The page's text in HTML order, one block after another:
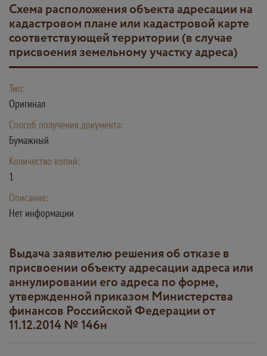
схема расположения объекта адресации на
кадастровом плане или кадастровой карте
соответствующей территории (в случае
присвоения земельному участку адреса)
Тип:
Оригинал
Способ получения документа:
Бумажный
Количество копий:
1
Описание:
Нет информации
Выдача заявителю решения об отказе в
присвоении объекту адресации адреса или
аннулировании его адреса по форме,
утвержденной приказом Министерства
финансов Российской Федерации от
11.12.2014 № 146н